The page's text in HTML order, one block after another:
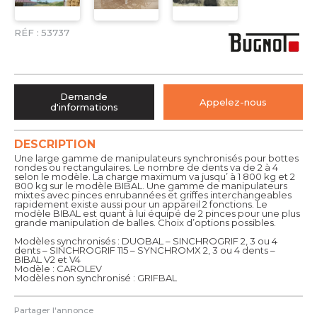
RÉF : 53737
Partager l'annonce
DESCRIPTION
Une large gamme de manipulateurs synchronisés pour bottes
rondes ou rectangulaires. Le nombre de dents va de 2 à 4
selon le modèle. La charge maximum va jusqu’ à 1 800 kg et 2
800 kg sur le modèle BIBAL. Une gamme de manipulateurs
mixtes avec pinces enrubannées et griffes interchangeables
rapidement existe aussi pour un appareil 2 fonctions. Le
modèle BIBAL est quant à lui équipé de 2 pinces pour une plus
grande manipulation de balles. Choix d’options possibles.
Modèles synchronisés : DUOBAL – SINCHROGRIF 2, 3 ou 4
dents – SINCHROGRIF 115 – SYNCHROMX 2, 3 ou 4 dents –
BIBAL V2 et V4
Modèle : CAROLEV
Modèles non synchronisé : GRIFBAL
Demande
d'informations
Appelez-nous